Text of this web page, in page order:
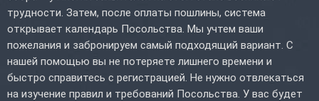
трудности. Затем, после оплаты пошлины, система
открывает календарь Посольства. Мы учтем ваши
пожелания и забронируем самый подходящий вариант. С
нашей помощью вы не потеряете лишнего времени и
быстро справитесь с регистрацией. Не нужно отвлекаться
на изучение правил и требований Посольства. У вас будет